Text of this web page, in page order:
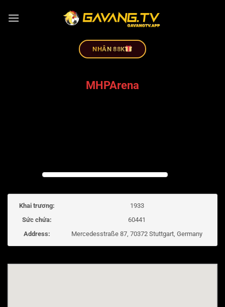
NHÂN 88K
MHPArena
Khai trương:
1933
Sức chứa:
60441
Address:
Mercedesstraße 87, 70372 Stuttgart, Germany